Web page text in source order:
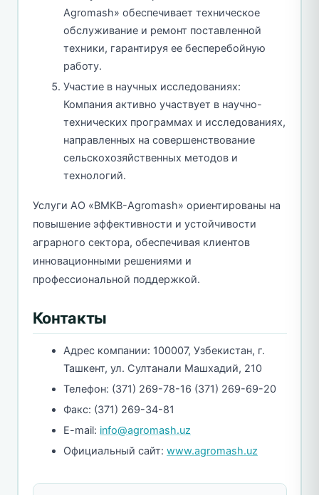
Аgromash» обеспечивает техническое
обслуживание и ремонт поставленной
техники, гарантируя ее бесперебойную
работу.
Участие в научных исследованиях:
Компания активно участвует в научно-
технических программах и исследованиях,
направленных на совершенствование
сельскохозяйственных методов и
технологий.
Услуги АО «BMКB-Аgromash» ориентированы на
повышение эффективности и устойчивости
аграрного сектора, обеспечивая клиентов
инновационными решениями и
профессиональной поддержкой.
Контакты
Адрес компании: 100007, Узбекистан, г.
Ташкент, ул. Султанали Машхадий, 210
Телефон: (371) 269-78-16 (371) 269-69-20
Факс: (371) 269-34-81
E-mail: info@agromash.uz
Официальный сайт: www.agromash.uz